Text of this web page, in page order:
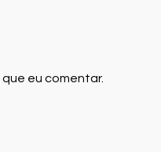
eu comentar.